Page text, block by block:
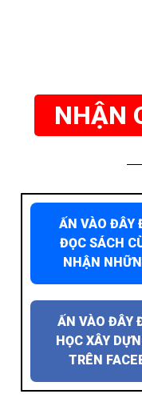
NHẬN
ẤN VÀO ĐÂY
ĐỌC SÁCH
NHẬN
ẤN VÀO ĐÂY
HỌC XÂY
TRÊN